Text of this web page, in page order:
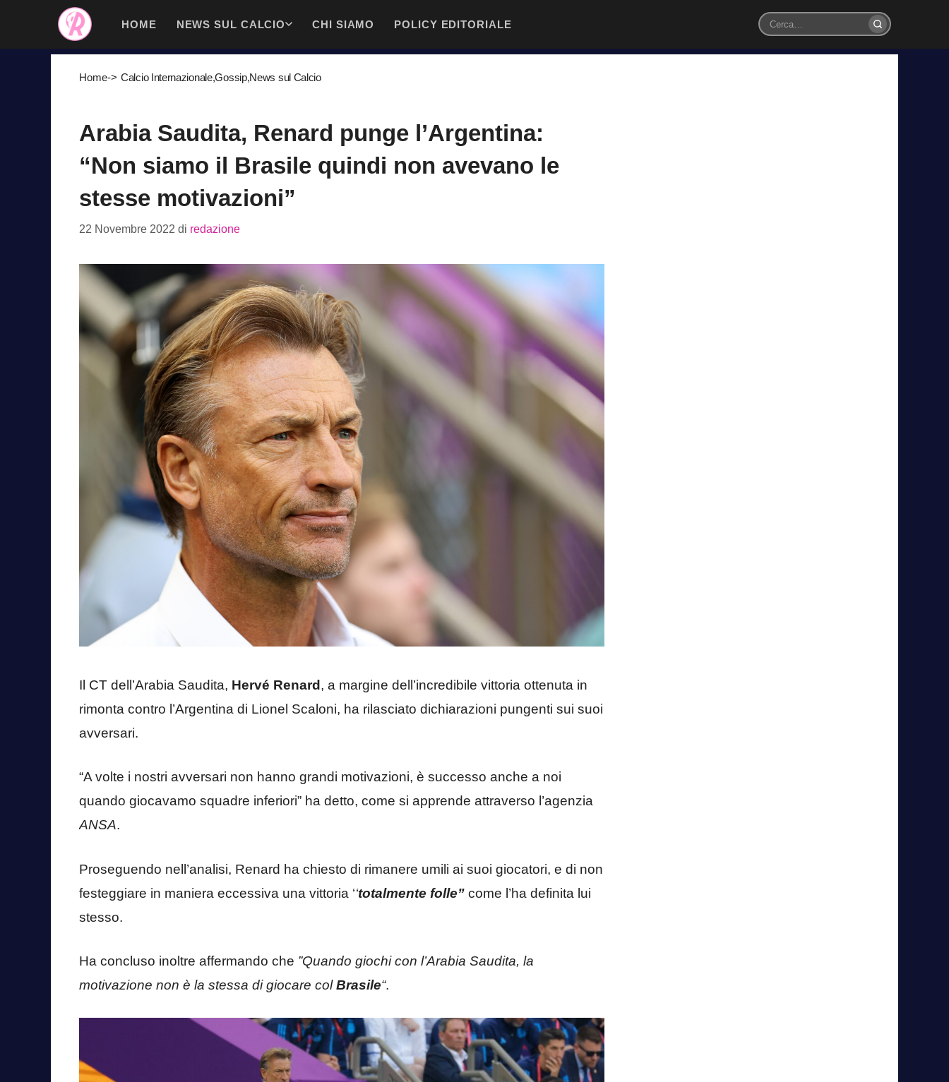
contenuto
HOME NEWS SUL CALCIO CHI SIAMO POLICY EDITORIALE
Cerca
Home-> Calcio Internazionale,Gossip,News sul Calcio
Arabia Saudita, Renard punge l’Argentina:
“Non siamo il Brasile quindi non avevano le
stesse motivazioni”
22 Novembre 2022 di redazione
Il CT dell’Arabia Saudita, Hervé Renard, a margine dell’incredibile vittoria ottenuta in
rimonta contro l’Argentina di Lionel Scaloni, ha rilasciato dichiarazioni pungenti sui suoi
avversari.
“A volte i nostri avversari non hanno grandi motivazioni, è successo anche a noi
quando giocavamo squadre inferiori” ha detto, come si apprende attraverso l’agenzia
ANSA.
Proseguendo nell’analisi, Renard ha chiesto di rimanere umili ai suoi giocatori, e di non
festeggiare in maniera eccessiva una vittoria ‘‘totalmente folle” come l’ha definita lui
stesso.
Ha concluso inoltre affermando che ”Quando giochi con l’Arabia Saudita, la
motivazione non è la stessa di giocare colBrasile“.